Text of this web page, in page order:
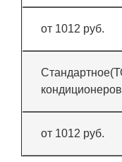
от 1012 руб.
от 1012 руб.